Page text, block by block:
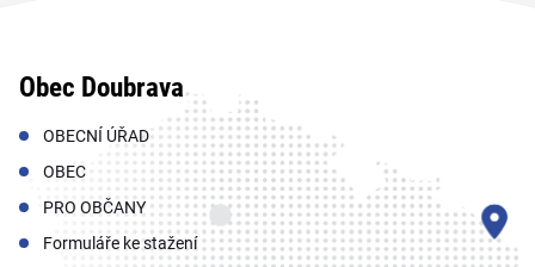
Obec Doubrava
OBECNÍ ÚŘAD
OBEC
PRO OBČANY
Formuláře ke stažení